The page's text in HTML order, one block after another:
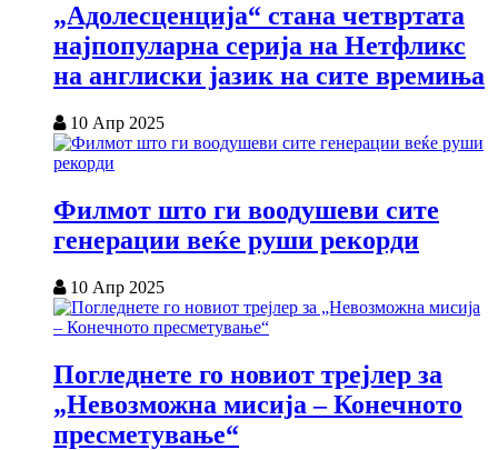
„Адолесценција“ стана четвртата
најпопуларна серија на Нетфликс
на англиски јазик на сите времиња
10 Апр 2025
Филмот што ги воодушеви сите
генерации веќе руши рекорди
10 Апр 2025
Погледнете го новиот трејлер за
„Невозможна мисија – Конечното
пресметување“